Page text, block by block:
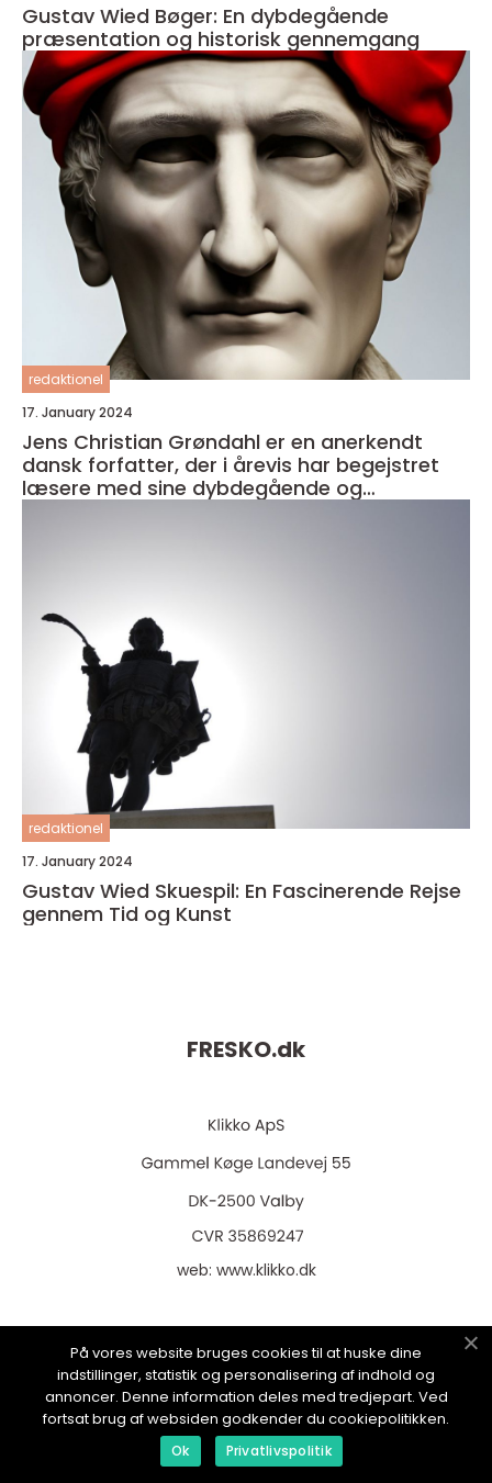
Gustav Wied Bøger: En dybdegående
præsentation og historisk gennemgang
redaktionel
17. January 2024
Jens Christian Grøndahl er en anerkendt
dansk forfatter, der i årevis har begejstret
læsere med sine dybdegående og
redaktionel
17. January 2024
Gustav Wied Skuespil: En Fascinerende Rejse
gennem Tid og Kunst
FRESKO.dk
web: www.klikko.dk
Menu
Annoncering
På vores website bruges cookies til at huske dine
indstillinger, statistik og personalisering af indhold og
annoncer. Denne information deles med tredjepart. Ved
fortsat brug af websiden godkender du cookiepolitikken.
Ok Privatlivspolitik